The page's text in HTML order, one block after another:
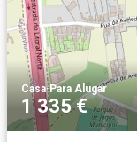
Casa·Para Alugar
1 335 €